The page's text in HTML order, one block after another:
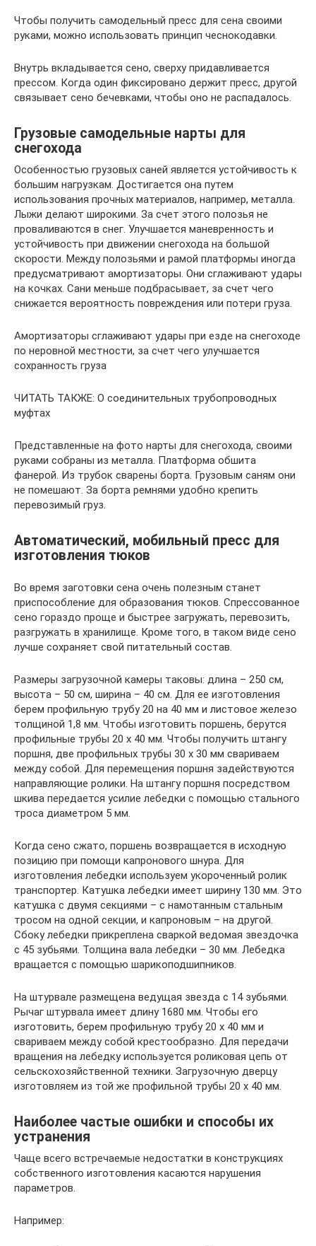
Чтобы получить самодельный пресс для сена своими
руками, можно использовать принцип чеснокодавки.
Внутрь вкладывается сено, сверху придавливается
прессом. Когда один фиксировано держит пресс, другой
связывает сено бечевками, чтобы оно не распадалось.
Грузовые самодельные нарты для
снегохода
Особенностью грузовых саней является устойчивость к
большим нагрузкам. Достигается она путем
использования прочных материалов, например, металла.
Лыжи делают широкими. За счет этого полозья не
проваливаются в снег. Улучшается маневренность и
устойчивость при движении снегохода на большой
скорости. Между полозьями и рамой платформы иногда
предусматривают амортизаторы. Они сглаживают удары
на кочках. Сани меньше подбрасывает, за счет чего
снижается вероятность повреждения или потери груза.
Амортизаторы сглаживают удары при езде на снегоходе
по неровной местности, за счет чего улучшается
сохранность груза
ЧИТАТЬ ТАКЖЕ: О соединительных трубопроводных
муфтах
Представленные на фото нарты для снегохода, своими
руками собраны из металла. Платформа обшита
фанерой. Из трубок сварены борта. Грузовым саням они
не помешают. За борта ремнями удобно крепить
перевозимый груз.
Автоматический, мобильный пресс для
изготовления тюков
Во время заготовки сена очень полезным станет
приспособление для образования тюков. Спрессованное
сено гораздо проще и быстрее загружать, перевозить,
разгружать в хранилище. Кроме того, в таком виде сено
лучше сохраняет свой питательный состав.
Размеры загрузочной камеры таковы: длина – 250 см,
высота – 50 см, ширина – 40 см. Для ее изготовления
берем профильную трубу 20 на 40 мм и листовое железо
толщиной 1,8 мм. Чтобы изготовить поршень, берутся
профильные трубы 20 х 40 мм. Чтобы получить штангу
поршня, две профильных трубы 30 х 30 мм свариваем
между собой. Для перемещения поршня задействуются
направляющие ролики. На штангу поршня посредством
шкива передается усилие лебедки с помощью стального
троса диаметром 5 мм.
Когда сено сжато, поршень возвращается в исходную
позицию при помощи капронового шнура. Для
изготовления лебедки используем укороченный ролик
транспортер. Катушка лебедки имеет ширину 130 мм. Это
катушка с двумя секциями – с намотанным стальным
тросом на одной секции, и капроновым – на другой.
Сбоку лебедки прикреплена сваркой ведомая звездочка
с 45 зубьями. Толщина вала лебедки – 30 мм. Лебедка
вращается с помощью шарикоподшипников.
На штурвале размещена ведущая звезда с 14 зубьями.
Рычаг штурвала имеет длину 1680 мм. Чтобы его
изготовить, берем профильную трубу 20 х 40 мм и
свариваем между собой крестообразно. Для передачи
вращения на лебедку используется роликовая цепь от
сельскохозяйственной техники. Загрузочную дверцу
изготовляем из той же профильной трубы 20 х 40 мм.
Наиболее частые ошибки и способы их
устранения
Чаще всего встречаемые недостатки в конструкциях
собственного изготовления касаются нарушения
параметров.
Например: